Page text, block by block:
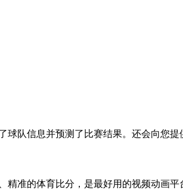
球队信息并预测了比赛结果。还会向您
精准的体育比分，是最好用的视频动画平